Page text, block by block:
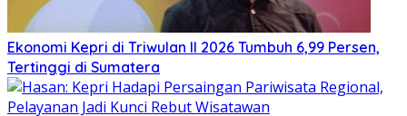
Ekonomi Kepri di Triwulan II 2026 Tumbuh 6,99 Persen,
Tertinggi di Sumatera